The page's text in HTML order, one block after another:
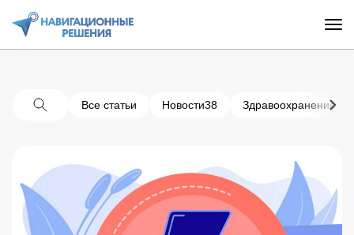
Все статьи Новости38 Здравоохранение
Поиск